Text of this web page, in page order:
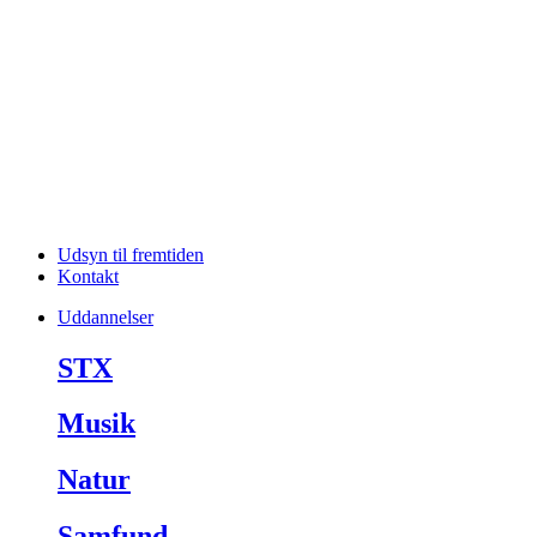
Udsyn til fremtiden
Kontakt
Uddannelser
STX
Musik
Natur